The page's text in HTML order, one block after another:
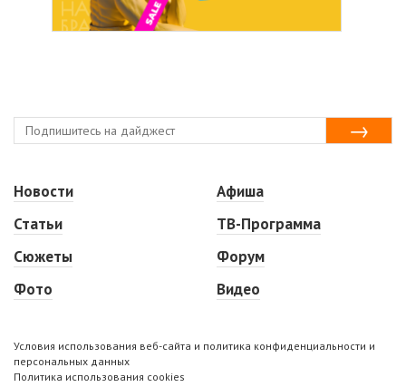
Новости
Статьи
Сюжеты
Фото
Афиша
ТВ-Программа
Форум
Видео
Условия использования веб-сайта и политика конфиденциальности и
персональных данных
Политика использования cookies